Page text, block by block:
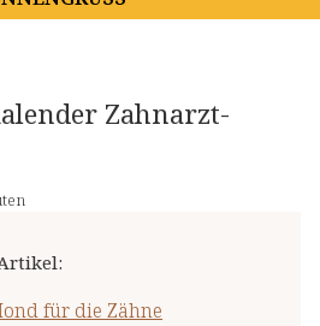
Zahnarzt-
:
für die Zähne